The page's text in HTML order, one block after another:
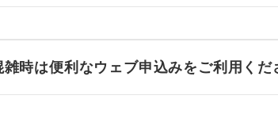
時は便利なウェブ申込みをご利用くだ
ご紹介するホテルを指定したコースです。